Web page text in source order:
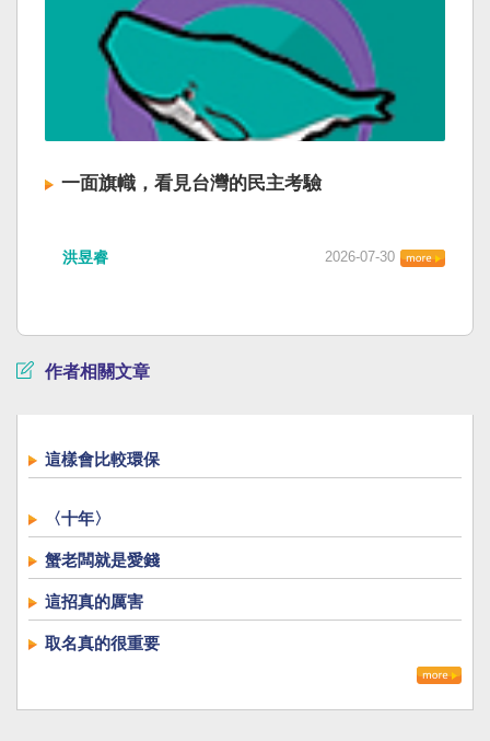
一面旗幟，看見台灣的民主考驗
洪昱睿 2026-07-30
作者相關文章
這樣會比較環保
〈十年〉
蟹老闆就是愛錢
這招真的厲害
取名真的很重要